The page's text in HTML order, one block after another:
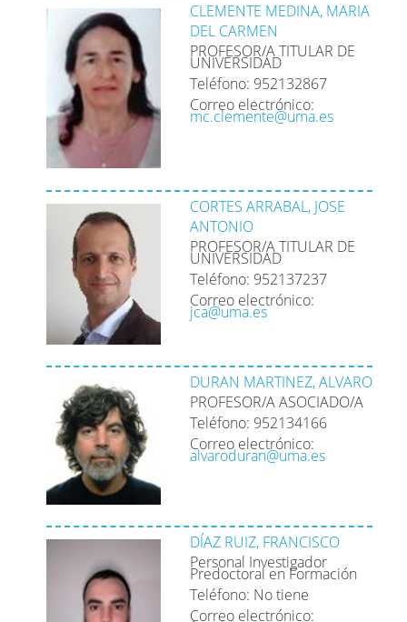
CLEMENTE MEDINA, MARIA
DEL CARMEN
PROFESOR/A TITULAR DE
UNIVERSIDAD
Teléfono: 952132867
Correo electrónico:
mc.clemente@uma.es
CORTES ARRABAL, JOSE
ANTONIO
PROFESOR/A TITULAR DE
UNIVERSIDAD
Teléfono: 952137237
Correo electrónico:
jca@uma.es
DURAN MARTINEZ, ALVARO
PROFESOR/A ASOCIADO/A
Teléfono: 952134166
Correo electrónico:
alvaroduran@uma.es
DÍAZ RUIZ, FRANCISCO
Personal Investigador
Predoctoral en Formación
Teléfono: No tiene
Correo electrónico: